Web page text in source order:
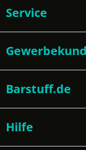
Service
Barstuff.de
Hilfe